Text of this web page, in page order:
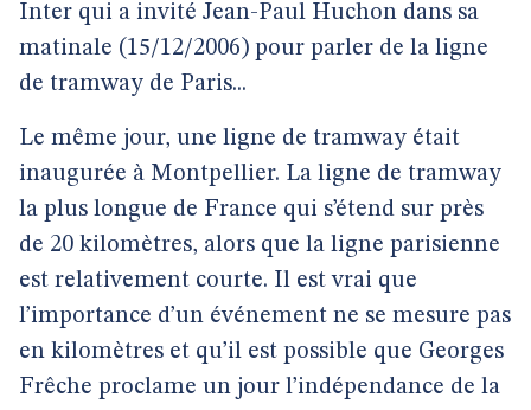
Inter qui a invité Jean-Paul Huchon dans sa
matinale (15/12/2006) pour parler de la ligne
de tramway de Paris...
Le même jour, une ligne de tramway était
inaugurée à Montpellier. La ligne de tramway
la plus longue de France qui s’étend sur près
de 20 kilomètres, alors que la ligne parisienne
est relativement courte. Il est vrai que
l’importance d’un événement ne se mesure pas
en kilomètres et qu’il est possible que Georges
Frêche proclame un jour l’indépendance de la